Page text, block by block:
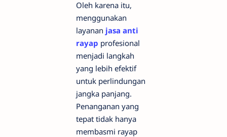
Oleh karena itu,
menggunakan
layanan jasa anti
rayap profesional
menjadi langkah
yang lebih efektif
untuk perlindungan
jangka panjang.
Penanganan yang
tepat tidak hanya
membasmi rayap